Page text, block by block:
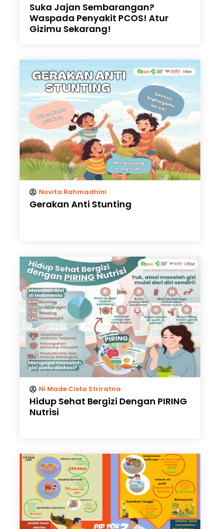
Suka Jajan Sembarangan?
Waspada Penyakit PCOS! Atur
Gizimu Sekarang!
Novita Rahmadhini
Gerakan Anti Stunting
Ni Made Cista Striratna
Hidup Sehat Bergizi Dengan PIRING
Nutrisi